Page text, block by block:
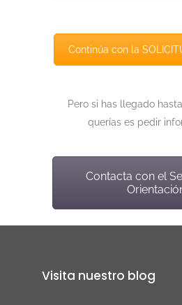
Continúa con la
Pero si has llegado
querías es pedir
Contacta con el
Visita nuestro blog